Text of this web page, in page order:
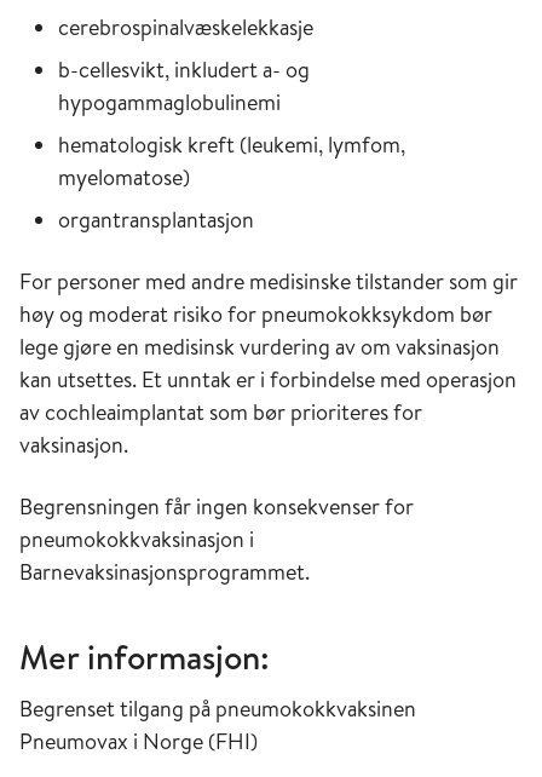
cerebrospinalvæskelekkasje
b-cellesvikt, inkludert a- og
hypogammaglobulinemi
hematologisk kreft (leukemi, lymfom,
myelomatose)
organtransplantasjon
For personer med andre medisinske tilstander som gir
høy og moderat risiko for pneumokokksykdom bør
lege gjøre en medisinsk vurdering av om vaksinasjon
kan utsettes. Et unntak er i forbindelse med operasjon
av cochleaimplantat som bør prioriteres for
vaksinasjon.
Begrensningen får ingen konsekvenser for
pneumokokkvaksinasjon i
Barnevaksinasjonsprogrammet.
Mer informasjon:
Begrenset tilgang på pneumokokkvaksinen
Pneumovax i Norge (FHI)